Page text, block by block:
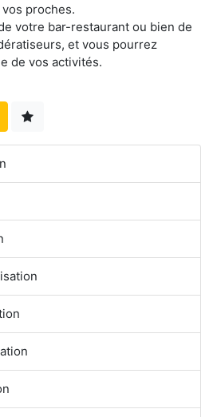
proches.
votre bar-restaurant ou bien de
et vous pourrez
de vos activités.